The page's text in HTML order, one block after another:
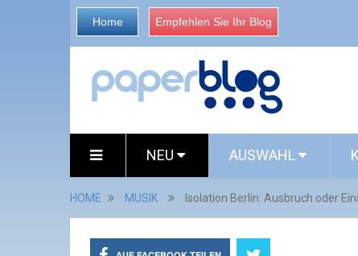
Home Empfehlen Sie Ihr Blog
NEU AUSWAHL
HOME MUSIK Isolation Berlin: Ausbruch oder